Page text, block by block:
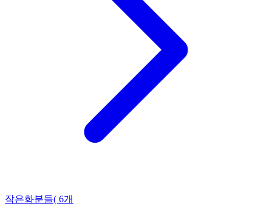
작은화분들( 6개